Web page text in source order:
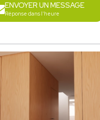
ENVOYER UN MESSAGE
Réponse dans l'heure